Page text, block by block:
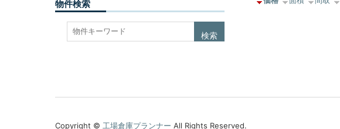
物件検索
Copyright © 工場倉庫プランナー All Rights Reserved.